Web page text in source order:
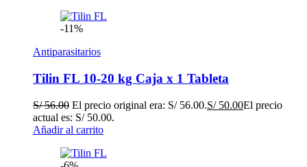
-11%
Antiparasitarios
Tilin FL 10-20 kg Caja x 1 Tableta
S/56.00 El precio original era: S/ 56.00.S/50.00El precio
actual es: S/ 50.00.
Añadir al carrito